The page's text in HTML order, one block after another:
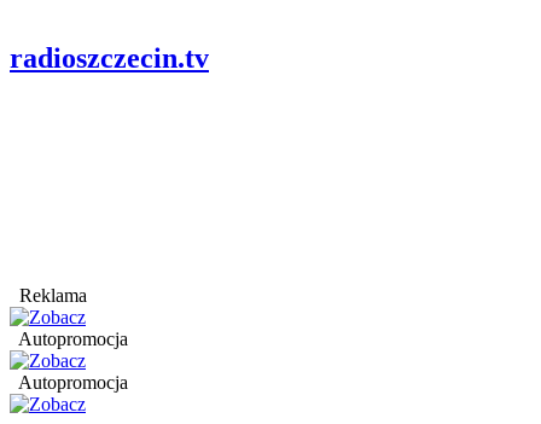
radioszczecin.tv
Reklama
Autopromocja
Autopromocja